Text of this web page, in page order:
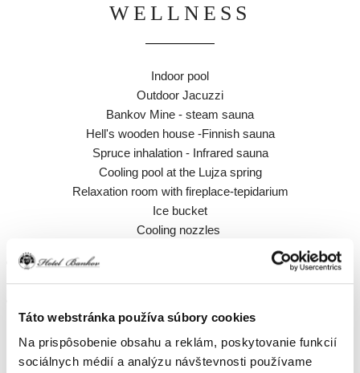
Táto webstránka používa súbory cookies
Na prispôsobenie obsahu a reklám, poskytovanie funkcií
sociálnych médií a analýzu návštevnosti používame
WELLNESS
Indoor pool
Outdoor Jacuzzi
Bankov Mine - steam sauna
Hell's wooden house -Finnish sauna
Spruce inhalation - Infrared sauna
Cooling pool at the Lujza spring
Relaxation room with fireplace-tepidarium
Ice bucket
Cooling nozzles
Open hours: Mon-Thu - 16:00-21:00, Fri-16:00-22:00, Sat-
10:00-22:00-saunas from 14:00, Sun-14:00-22:00